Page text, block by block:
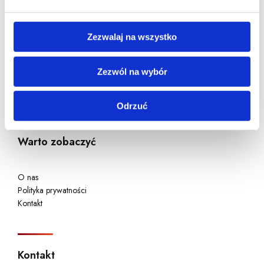
Zezwalaj na wszystko
Zezwól na wybór
Odrzuć
w Łaziskach Górnych.
Aktualizacja lokalizacji Czerwonych Kontenerów 02/2026 –
Aktualizacja lokalizacji Czerwonych Kontenerów 12/2025 –
11/2025 – 30 Czerwonych Kontenerów w Kędzierzynie Koźlu i
okolicach !
Warto zobaczyć
O nas
Polityka prywatności
Kontakt
Kontakt